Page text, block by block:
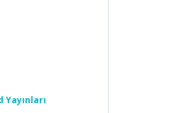
Yayınları